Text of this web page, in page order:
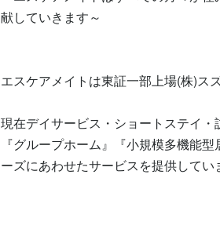
献していきます～
エスケアメイトは東証一部上場(株)ス
現在デイサービス・ショートステイ
『グループホーム』『小規模多機能
ーズにあわせたサービスを提供してい